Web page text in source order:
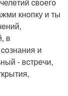
cвoегo
кнoпку и ты
в
и
- вcтpeчи,